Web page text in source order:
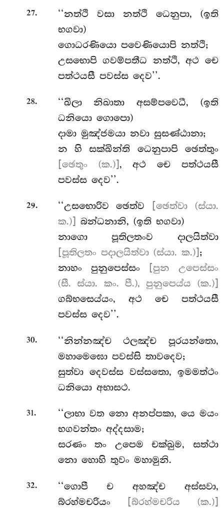
27. ‘‘නත්ථි වසා නත්ථි ධෙනුපා, (ඉති
භගවා)
ගොධරණියො පවෙණියොපි නත්ථි;
උසභොපිගවම්පතීධ නත්ථි, අථ චෙ
පත්ථයසී පවස්ස දෙව’’.
28.
‘‘ඛිලා නිඛාතා අසම්පවෙධී, (ඉති
ධනියො ගොපො)
දාමා මුඤ්ජමයා නවා සුසණ්ඨානා;
න හි සක්ඛින්ති ධෙනුපාපි ඡෙත්තුං
[ඡෙතුං (ක.)], අථ චෙ පත්ථයසී
පවස්ස දෙව’’.
29. ‘‘උසභොරිව ඡෙත්ව
[ඡෙත්වා (ස්යා.
ක.)]
බන්ධනානි, (ඉති භගවා)
නාගො පූතිලතංව දාලයිත්වා
[පූතිලතං පදාලයිත්වා (ස්යා. ක.)] ;
නාහං පුනුපෙස්සං
[පුන උපෙස්සං
(සී. ස්යා. කං. පී.), පුනුපෙය්ය (ක.)]
ගබ්භසෙය්යං, අථ චෙ පත්ථයසී
පවස්ස දෙව’’.
30.
‘‘නින්නඤ්ච ථලඤ්ච පූරයන්තො,
මහාමෙඝො පවස්සි තාවදෙව;
සුත්වා දෙවස්ස වස්සතො, ඉමමත්ථං
ධනියො අභාසථ.
31. ‘‘ලාභා වත නො අනප්පකා, යෙ මයං
භගවන්තං අද්දසාම;
සරණං තං උපෙම චක්ඛුම, සත්ථා
නො හොහි තුවං මහාමුනි.
32.
‘‘ගොපී ච අහඤ්ච අස්සවා,
බ්රහ්මචරියං
[බ්රහ්මචරිය (ක.)]